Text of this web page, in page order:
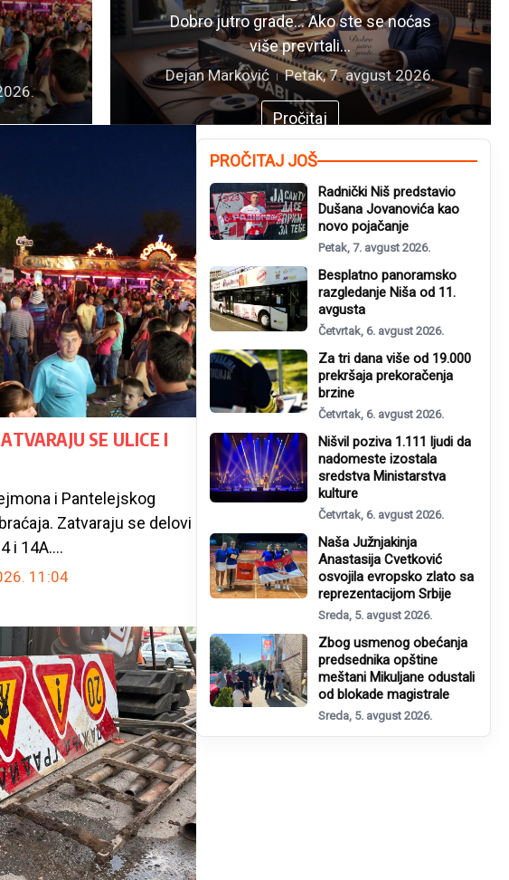
Dobro jutro grade… Ako ste se noćas
više prevrtali...
Dejan Marković Petak, 7. avgust 2026.
Pročitaj
SE ULICE I
i Pantelejskog
Zatvaraju se delovi
i 14A....
11:04
PROČITAJ JOŠ
Radnički Niš predstavio
Dušana Jovanovića kao
novo pojačanje
Petak, 7. avgust 2026.
Besplatno panoramsko
razgledanje Niša od 11.
avgusta
Četvrtak, 6. avgust 2026.
Za tri dana više od 19.000
prekršaja prekoračenja
brzine
Četvrtak, 6. avgust 2026.
Nišvil poziva 1.111 ljudi da
nadomeste izostala
sredstva Ministarstva
kulture
Četvrtak, 6. avgust 2026.
Naša Južnjakinja
Anastasija Cvetković
osvojila evropsko zlato sa
reprezentacijom Srbije
Sreda, 5. avgust 2026.
Zbog usmenog obećanja
predsednika opštine
meštani Mikuljane odustali
od blokade magistrale
Sreda, 5. avgust 2026.